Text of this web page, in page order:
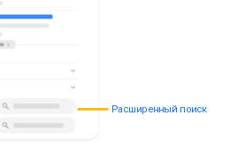
Расширенный поиск